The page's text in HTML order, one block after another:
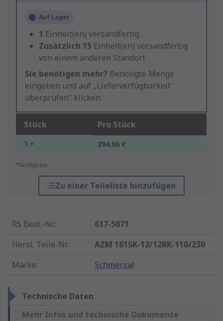
Auf Lager
1 Einheit(en) versandfertig
Zusätzlich 15 Einheit(en) versandfertig
von einem anderen Standort
Sie benötigen mehr? Benötigte Menge
eingeben und auf „Lieferverfügbarkeit
überprüfen“ klicken.
Stück Pro Stück
1 + 294,06 €
*Richtpreis
Zu einer Teileliste hinzufügen
RS Best.-Nr.:
617-5071
Herst. Teile-Nr.:
AZM 161SK-12/12RK-110/230
Marke: Schmersal
Technische Daten
Mehr Infos und technische Dokumente